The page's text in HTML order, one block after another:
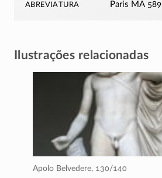
abreviatura Paris MA 589
Ilustrações relacionadas
Apolo Belvedere, 130/140